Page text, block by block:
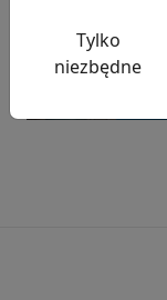
Tylko
niezbędne